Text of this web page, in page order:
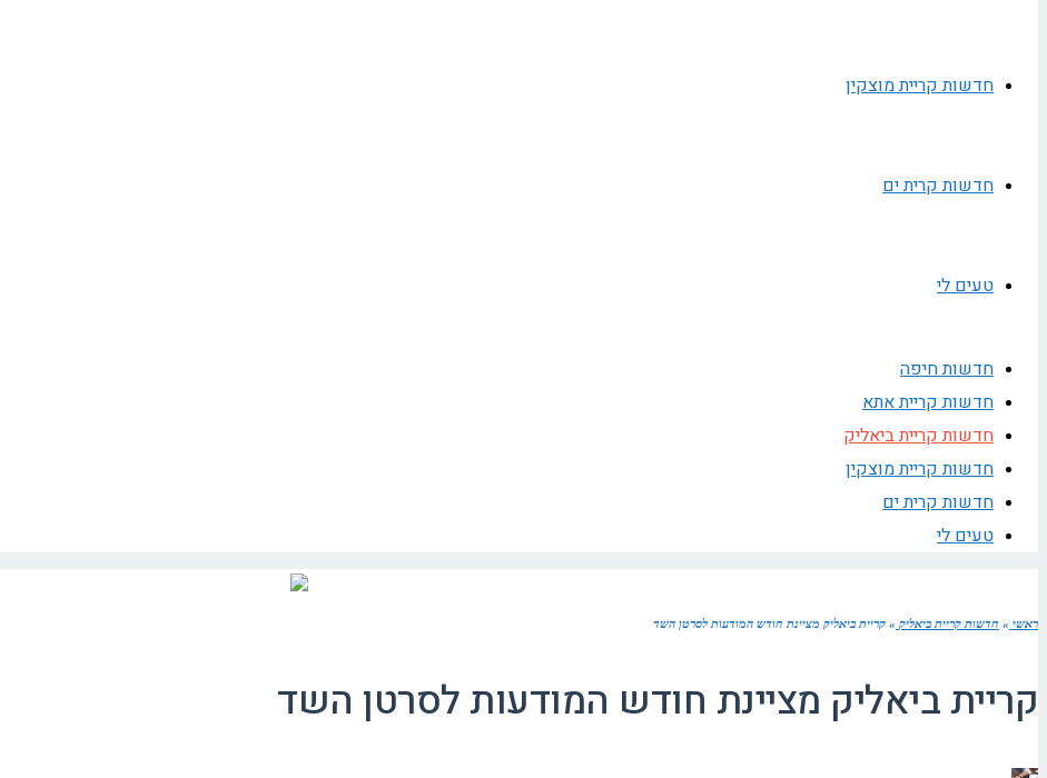
חדשות קריית מוצקין
חדשות קרית ים
טעים לי
חדשות חיפה
חדשות קריית אתא
חדשות קריית ביאליק
חדשות קריית מוצקין
חדשות קרית ים
טעים לי
ראשי » חדשות קריית ביאליק » קריית ביאליק מציינת חודש המודעות לסרטן השד
קריית ביאליק מציינת חודש המודעות לסרטן השד